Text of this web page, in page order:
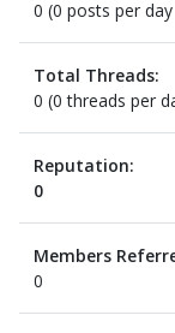
0 (0 posts per
Total Threads:
0 (0 threads per
Reputation:
0
Members
0